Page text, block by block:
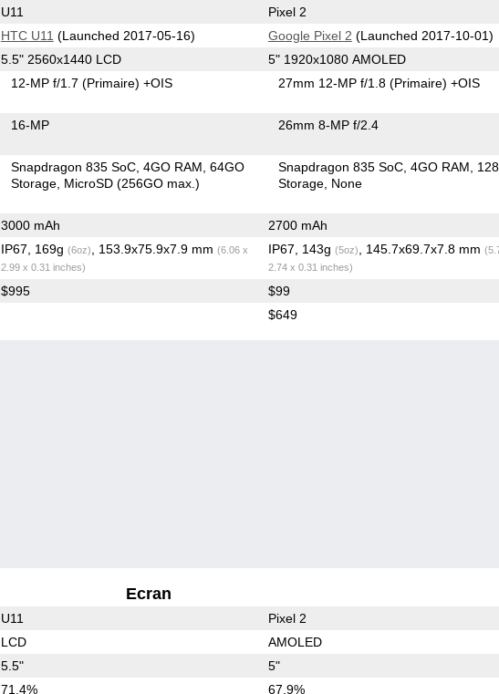
U11 Pixel 2
HTC U11 (Launched 2017-05-16) Google Pixel 2 (Launched 2017-10-01)
5.5" 2560x1440 LCD 5" 1920x1080 AMOLED
12-MP f/1.7(Primaire) +OIS 27mm 12-MP f/1.8(Primaire) +OIS
16-MP 26mm 8-MP f/2.4
Snapdragon 835 SoC 4GO RAM 64GO
Storage MicroSD (256GO max.)
Snapdragon 835 SoC 4GO RAM
Storage None
3000 mAh 2700 mAh
IP67, 169g (6oz) , 153.9x75.9x7.9 mm (6.06 x
2.99 x 0.31 inches)
IP67, 143g (5oz) , 145.7x69.7x7.8 mm
2.74 x 0.31 inches)
$995 $99
$649
Ecran
U11 Pixel 2
LCD AMOLED
5.5" 5"
71.4% 67.9%